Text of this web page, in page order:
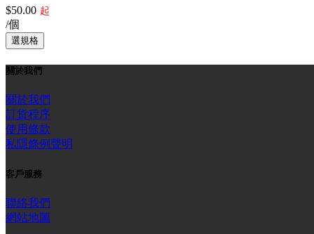
$50.00 起
/個
關於我們
關於我們
訂貨程序
使用條款
私隱條例聲明
客戶服務
聯絡我們
網站地圖